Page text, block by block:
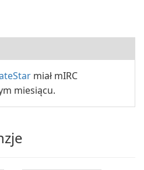
miał mIRC
miesiącu.